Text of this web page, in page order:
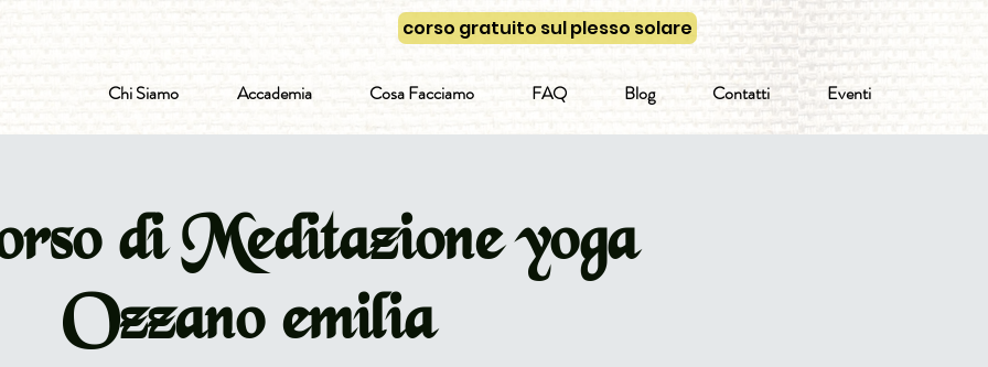
corso gratuito sul plesso solare
Chi Siamo Accademia Cosa Facciamo FAQ Blog Contatti Eventi
di Meditazione yoga
Ozzano emilia